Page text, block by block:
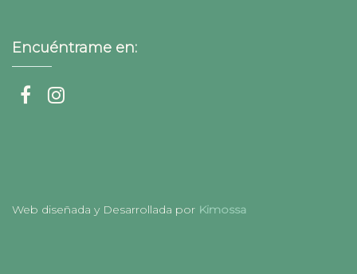
Encuéntrame en:
Web diseñada y Desarrollada por Kimossa